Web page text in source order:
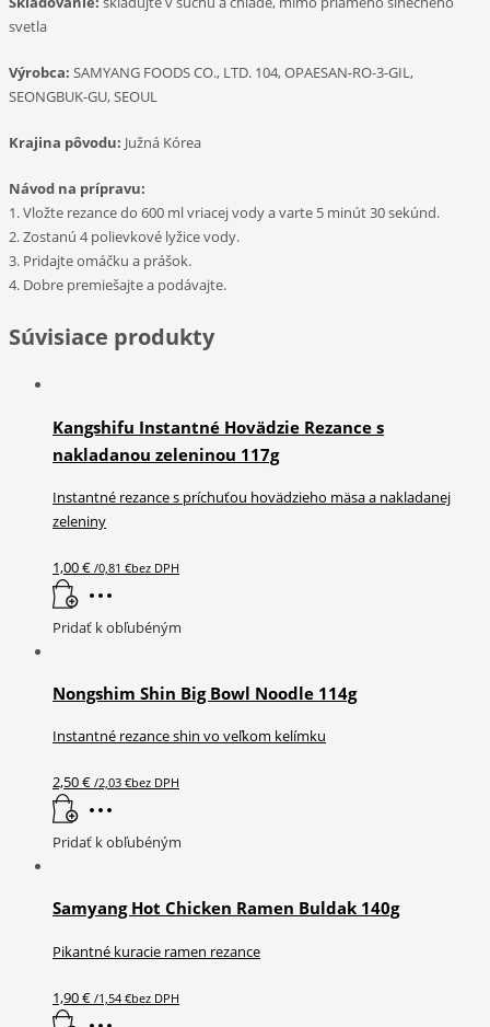
svetla
Výrobca: SAMYANG FOODS CO., LTD. 104, OPAESAN-RO-3-GIL,
SEONGBUK-GU, SEOUL
Krajina pôvodu: Južná Kórea
Návod na prípravu:
1. Vložte rezance do 600 ml vriacej vody a varte 5 minút 30 sekúnd.
2. Zostanú 4 polievkové lyžice vody.
3. Pridajte omáčku a prášok.
4. Dobre premiešajte a podávajte.
Súvisiace produkty
Kangshifu Instantné Hovädzie Rezance s
nakladanou zeleninou 117g
Instantné rezance s príchuťou hovädzieho mäsa a nakladanej
zeleniny
1,00€ /0,81 €bez DPH
Pridať k obľubéným
Nongshim Shin Big Bowl Noodle 114g
Instantné rezance shin vo veľkom kelímku
2,50€ /2,03 €bez DPH
Pridať k obľubéným
Samyang Hot Chicken Ramen Buldak 140g
Pikantné kuracie ramen rezance
1,90€ /1,54 €bez DPH